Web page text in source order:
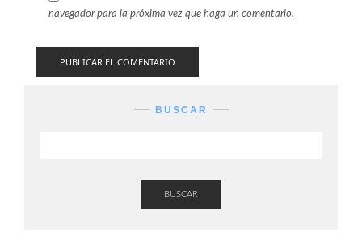
navegador para la próxima vez que haga un comentario.
BUSCAR
BUSCAR